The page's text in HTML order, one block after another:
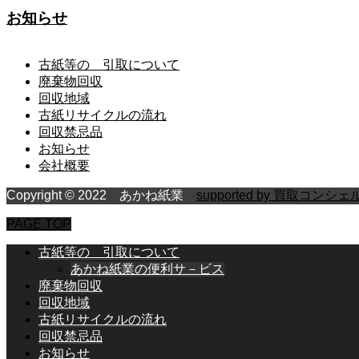
お知らせ
古紙等の 引取について
廃棄物回収
回収地域
古紙リサイクルの流れ
回収禁忌品
お知らせ
会社概要
Copyright © 2022 あかね紙業 supported by 買取コンシェ
PAGE TOP
古紙等の 引取について
あかね紙業の便利サ－ビス
廃棄物回収
回収地域
古紙リサイクルの流れ
回収禁忌品
お知らせ